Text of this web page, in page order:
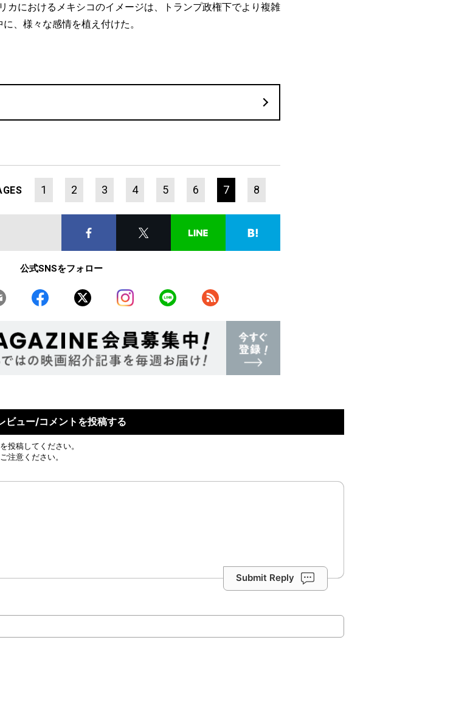
カにおけるメキシコのイメージは、トランプ政権下でより複雑
、様々な感情を植え付けた。
1 2 3 4 5 6 7 8
公式SNSをフォロー
ビュー/コメントを投稿する
投稿してください。
注意ください。
Submit Reply